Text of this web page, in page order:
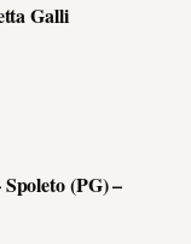
Galli
(PG) –